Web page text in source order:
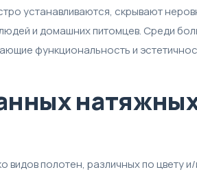
устанавливаются, скрывают
и домашних питомцев. Среди
функциональность и
полотен, различных по цвету и/